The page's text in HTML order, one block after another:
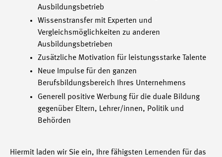
Ausbildungsbetrieb
Wissenstransfer mit Experten und
Vergleichsmöglichkeiten zu anderen
Ausbildungsbetrieben
Zusätzliche Motivation für leistungsstarke Talente
Neue Impulse für den ganzen
Berufsbildungsbereich Ihres Unternehmens
Generell positive Werbung für die duale Bildung
gegenüber Eltern, Lehrer/innen, Politik und
Behörden
Hiermit laden wir Sie ein, Ihre fähigsten Lernenden für das